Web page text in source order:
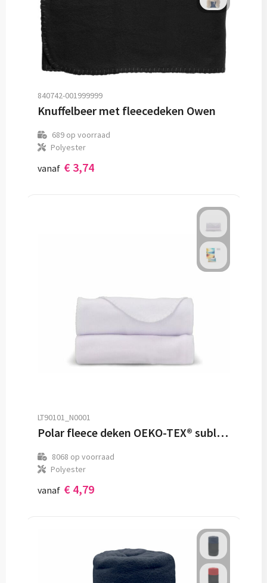
840742-001999999
Knuffelbeer met fleecedeken Owen
689op voorraad
Polyester
vanaf € 3,74
LT90101_N0001
Polar fleece deken OEKO-TEX® sublimation 120 x 150 cm 190 g/m²
8068 op voorraad
Polyester
vanaf € 4,79